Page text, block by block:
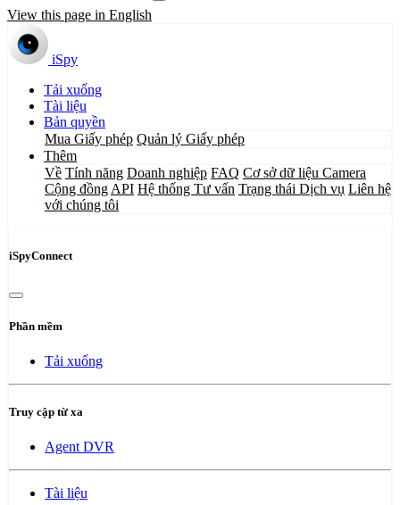
View this page in English
iSpy
Tải xuống
Tài liệu
Bản quyền
Mua Giấy phép Quản lý Giấy phép
Thêm
Về Tính năng Doanh nghiệp FAQ Cơ sở dữ liệu Camera
Cộng đồng API Hệ thống Tư vấn Trạng thái Dịch vụ Liên hệ
với chúng tôi
iSpyConnect
Phần mềm
Tải xuống
Truy cập từ xa
Agent DVR
Tài liệu